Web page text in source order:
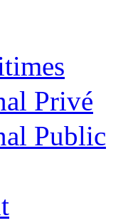
Privé
Public